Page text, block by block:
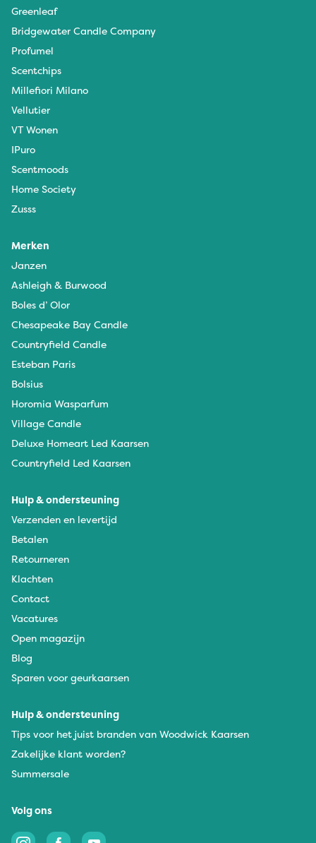
Greenleaf
Bridgewater Candle Company
Profumel
Scentchips
Millefiori Milano
Vellutier
VT Wonen
IPuro
Scentmoods
Home Society
Zusss
Merken
Janzen
Ashleigh & Burwood
Boles d’ Olor
Chesapeake Bay Candle
Countryfield Candle
Esteban Paris
Bolsius
Horomia Wasparfum
Village Candle
Deluxe Homeart Led Kaarsen
Countryfield Led Kaarsen
Hulp & ondersteuning
Verzenden en levertijd
Betalen
Retourneren
Klachten
Contact
Vacatures
Open magazijn
Blog
Sparen voor geurkaarsen
Hulp & ondersteuning
Tips voor het juist branden van Woodwick Kaarsen
Zakelijke klant worden?
Summersale
Volg ons